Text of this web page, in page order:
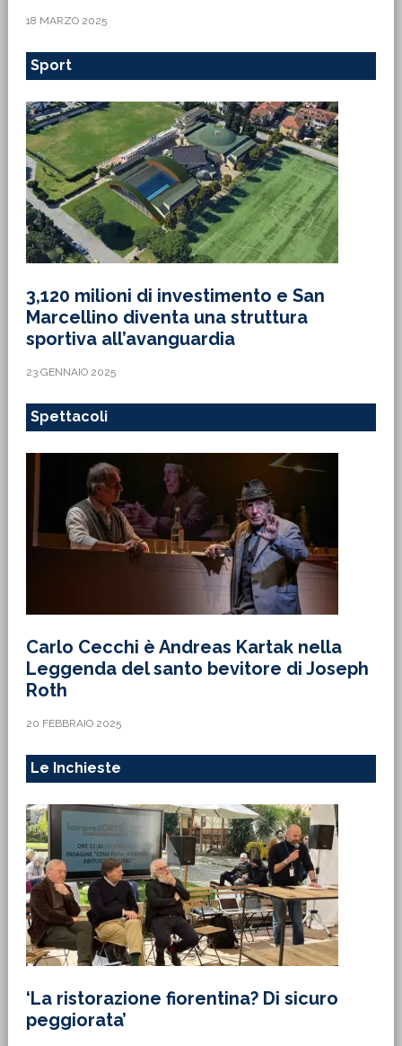
18 MARZO 2025
Sport
3,120 milioni di investimento e San
Marcellino diventa una struttura
sportiva all’avanguardia
23 GENNAIO 2025
Spettacoli
Carlo Cecchi è Andreas Kartak nella
Leggenda del santo bevitore di Joseph
Roth
20 FEBBRAIO 2025
Le Inchieste
‘La ristorazione fiorentina? Di sicuro
peggiorata’